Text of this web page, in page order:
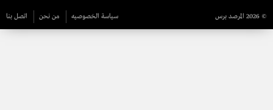
© 2026 المرصد برس سياسة الخصوصيه من نحن اتصل بنا